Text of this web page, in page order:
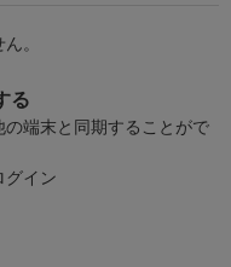
。
る
端末と同期することがで
グイン